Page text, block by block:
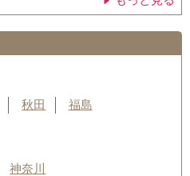
秋田 福島
神奈川